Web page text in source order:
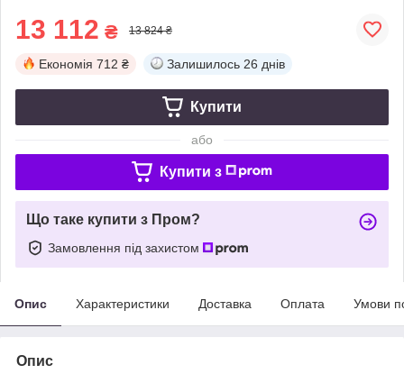
13 112 ₴ 13 824 ₴
Економія 712 ₴ Залишилось 26 днів
Купити
або
Купити з
Що таке купити з Пром?
Замовлення під захистом
Опис Характеристики Доставка Оплата Умови
Опис